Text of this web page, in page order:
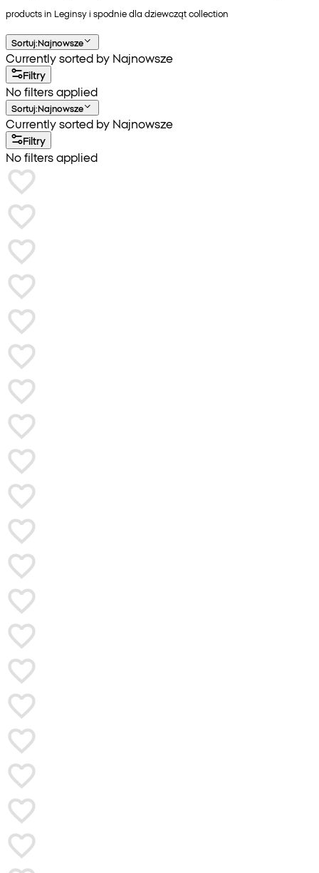
products in Leginsy i spodnie dla dziewczątcollection
Sortuj:Najnowsze
Currently sorted by Najnowsze
Filtry
No filters applied
Sortuj:Najnowsze
Currently sorted by Najnowsze
Filtry
No filters applied